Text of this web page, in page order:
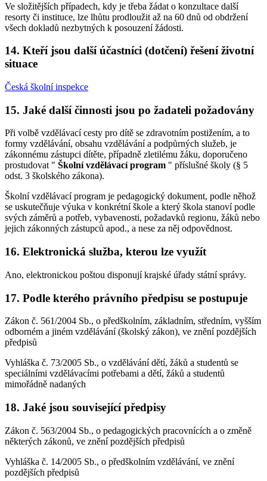
Ve složitějších případech, kdy je třeba žádat o konzultace další
resorty či instituce, lze lhůtu prodloužit až na 60 dnů od obdržení
všech dokladů nezbytných k posouzení žádosti.
14. Kteří jsou další účastníci (dotčení) řešení životní
situace
Česká školní inspekce
15. Jaké další činnosti jsou po žadateli požadovány
Při volbě vzdělávací cesty pro dítě se zdravotním postižením, a to
formy vzdělávání, obsahu vzdělávání a podpůrných služeb, je
zákonnému zástupci dítěte, případně zletilému žáku, doporučeno
prostudovat " Školní vzdělávací program " příslušné školy (§ 5
odst. 3 školského zákona).
Školní vzdělávací program je pedagogický dokument, podle něhož
se uskutečňuje výuka v konkrétní škole a který škola stanoví podle
svých záměrů a potřeb, vybavenosti, požadavků regionu, žáků nebo
jejich zákonných zástupců apod., a nese za něj odpovědnost.
16. Elektronická služba, kterou lze využít
Ano, elektronickou poštou disponují krajské úřady státní správy.
17. Podle kterého právního předpisu se postupuje
Zákon č. 561/2004 Sb., o předškolním, základním, středním, vyšším
odborném a jiném vzdělávání (školský zákon), ve znění pozdějších
předpisů
Vyhláška č. 73/2005 Sb., o vzdělávání dětí, žáků a studentů se
speciálními vzdělávacími potřebami a dětí, žáků a studentů
mimořádně nadaných
18. Jaké jsou související předpisy
Zákon č. 563/2004 Sb., o pedagogických pracovnících a o změně
některých zákonů, ve znění pozdějších předpisů
Vyhláška č. 14/2005 Sb., o předškolním vzdělávání, ve znění
pozdějších předpisů